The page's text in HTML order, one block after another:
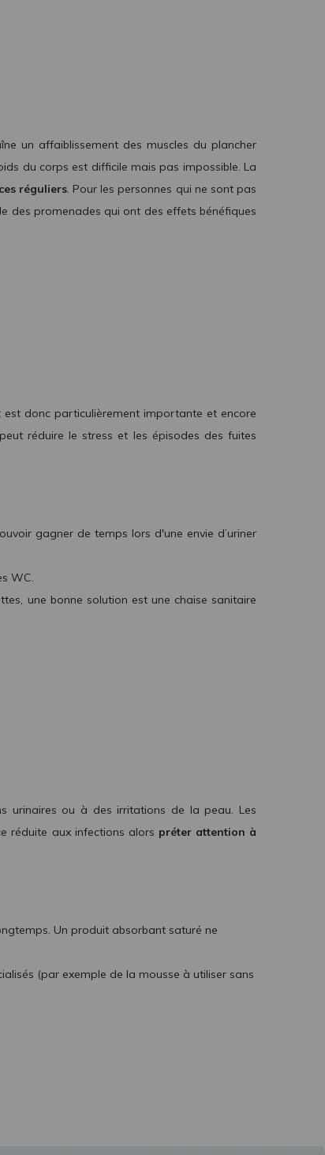
un affaiblissement des muscles du plancher
du corps est difficile mais pas impossible. La
réguliers. Pour les personnes qui ne sont pas
des promenades qui ont des effets bénéfiques
est donc particulièrement importante et encore
réduire le stress et les épisodes des fuites
gagner de temps lors d'une envie d’uriner
WC.
une bonne solution est une chaise sanitaire
urinaires ou à des irritations de la peau. Les
réduite aux infections alors préter attention à
Un produit absorbant saturé ne
(par exemple de la mousse à utiliser sans